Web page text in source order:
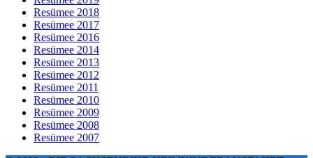
Resümee 2018
Resümee 2017
Resümee 2016
Resümee 2014
Resümee 2013
Resümee 2012
Resümee 2011
Resümee 2010
Resümee 2009
Resümee 2008
Resümee 2007